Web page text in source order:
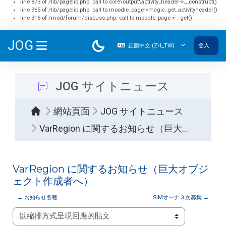
line 873 of /lib/pagelib.php: call to core\output\activity_header->__construct()
line 965 of /lib/pagelib.php: call to moodle_page->magic_get_activityheader()
line 316 of /mod/forum/discuss.php: call to moodle_page->__get()
JOG 正體中文 ‎(ZH_TW)‎ 登入
JOG サイトニュース
網站頁面
JOG サイトニュース
VarRegion に関するお知らせ（巨大オブジェクト作成者へ）
VarRegion に関するお知らせ（巨大オブジ
ェクト作成者へ）
← お知らせ各種 SIMオーナ３次募集 →
顯示模式